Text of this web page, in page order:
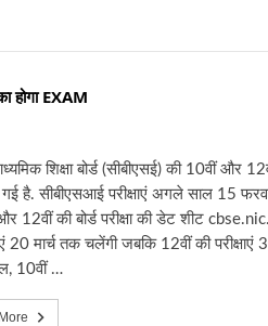
होगा EXAM
शिक्षा बोर्ड (सीबीएसई) की 10वीं और
है. सीबीएसआई परीक्षाएं अगले साल 15
12वीं की बोर्ड परीक्षा की डेट शीट
20 मार्च तक चलेंगी जबकि 12वीं की परीक्षाएं
10वीं …